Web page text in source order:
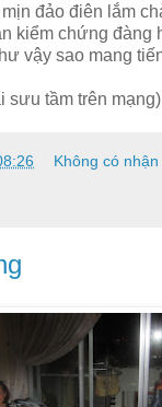
đảo điên lắm
kiểm chứng đàng
vậy sao mang
sưu tầm trên mạng)
Không có